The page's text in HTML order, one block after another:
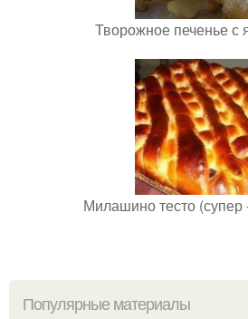
Творожное печенье с
Милашино тесто (супер
Популярные материалы